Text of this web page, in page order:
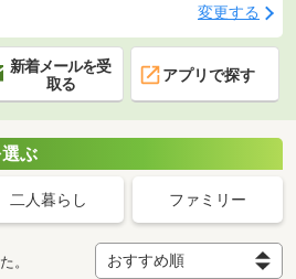
変更する
新着メールを受
取る
アプリで探す
ぶ
二人暮らし ファミリー
。